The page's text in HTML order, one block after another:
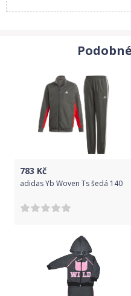
783 Kč
adidas Yb Woven Ts šedá 140